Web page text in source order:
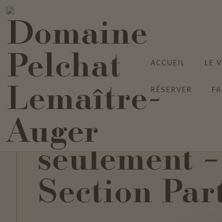
ACCUEIL LE
RÉSERVER
Spectacle
seulement –
Section